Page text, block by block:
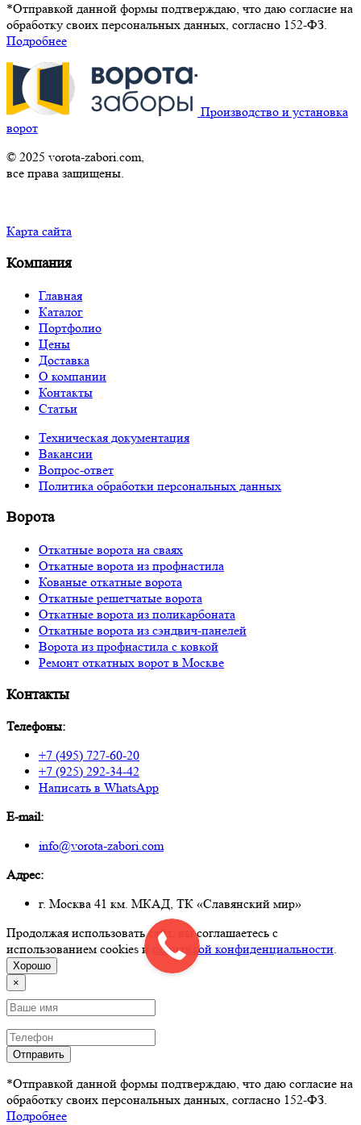
*Отправкой данной формы подтверждаю, что даю согласие на
обработку своих персональных данных, согласно 152-ФЗ.
Подробнее
Производство и установка
ворот
© 2025 vorota-zabori.com,
все права защищены.
Карта сайта
Компания
Главная
Каталог
Портфолио
Цены
Доставка
О компании
Контакты
Статьи
Техническая документация
Вакансии
Вопрос-ответ
Политика обработки персональных данных
Ворота
Откатные ворота на сваях
Откатные ворота из профнастила
Кованые откатные ворота
Откатные решетчатые ворота
Откатные ворота из поликарбоната
Откатные ворота из сэндвич-панелей
Ворота из профнастила с ковкой
Ремонт откатных ворот в Москве
Контакты
Телефоны:
+7 (495) 727-60-20
+7 (925) 292-34-42
Написать в WhatsApp
E-mail:
info@vorota-zabori.com
Адрес:
г. Москва 41 км. МКАД, ТК «Славянский мир»
Продолжая использовать сайт, вы соглашаетесь с
использованием cookies и
политикой конфиденциальности.
Хорошо
×
Отправить
*Отправкой данной формы подтверждаю, что даю согласие на
обработку своих персональных данных, согласно 152-ФЗ.
Подробнее